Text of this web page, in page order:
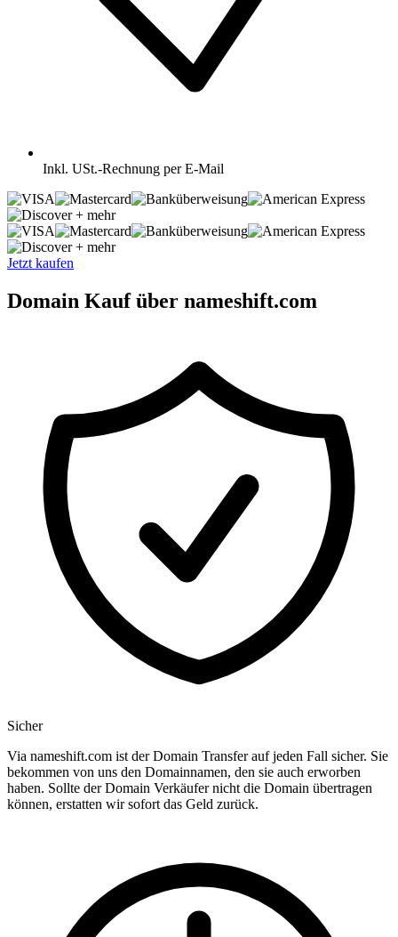
Inkl. USt.-Rechnung per E-Mail
+ mehr
+ mehr
Jetzt kaufen
Domain Kauf über nameshift.com
Sicher
Via nameshift.com ist der Domain Transfer auf jeden Fall sicher. Sie
bekommen von uns den Domainnamen, den sie auch erworben
haben. Sollte der Domain Verkäufer nicht die Domain übertragen
können, erstatten wir sofort das Geld zurück.